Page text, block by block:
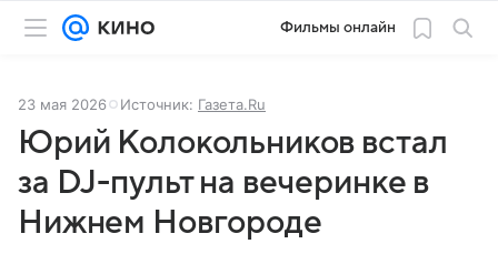
Фильмы онлайн
23 мая 2026 Источник: Газета.Ru
Юрий Колокольников встал
за DJ-пульт на вечеринке в
Нижнем Новгороде